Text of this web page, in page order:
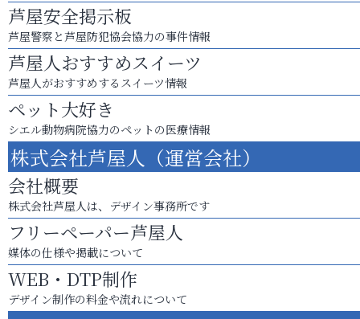
芦屋安全掲示板
芦屋警察と芦屋防犯協会協力の事件情報
芦屋人おすすめスイーツ
芦屋人がおすすめするスイーツ情報
ペット大好き
シエル動物病院協力のペットの医療情報
株式会社芦屋人（運営会社）
会社概要
株式会社芦屋人は、デザイン事務所です
フリーペーパー芦屋人
媒体の仕様や掲載について
WEB・DTP制作
デザイン制作の料金や流れについて